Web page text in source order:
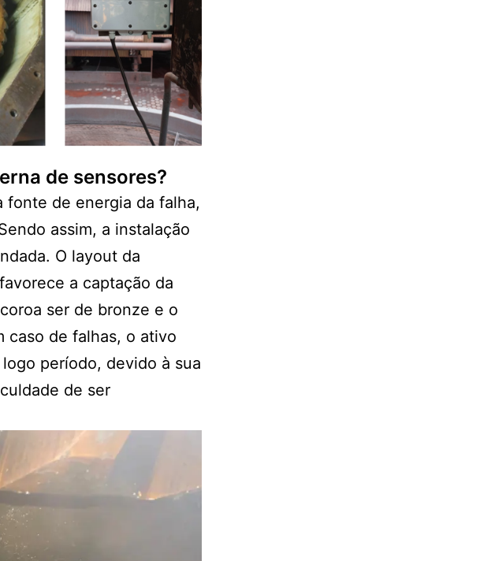
de sensores?
de energia da falha,
assim, a instalação
O layout da
a captação da
ser de bronze e o
caso de falhas, o ativo
período, devido à sua
de ser